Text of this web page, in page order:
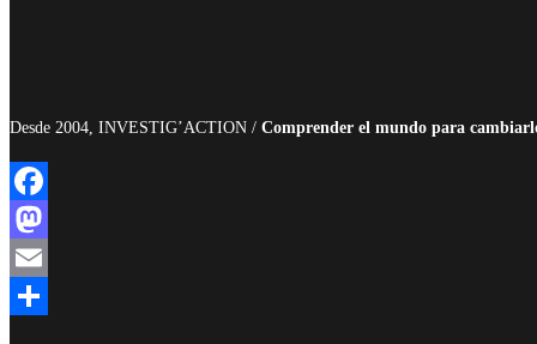
Desde 2004, INVESTIG’ACTION / Comprender el mundo para
Facebook
Mastodon
Email